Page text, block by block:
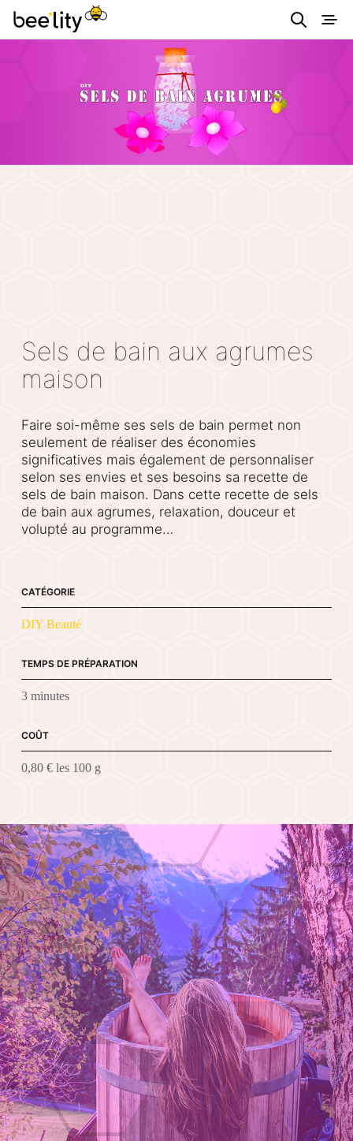
Sels de bain aux agrumes
maison
Faire soi-même ses sels de bain permet non
seulement de réaliser des économies
significatives mais également de personnaliser
selon ses envies et ses besoins sa recette de
sels de bain maison. Dans cette recette de sels
de bain aux agrumes, relaxation, douceur et
volupté au programme…
CATÉGORIE
DIY Beauté
TEMPS DE PRÉPARATION
3 minutes
COÛT
0,80 € les 100 g
Astuces éco-
responsables pour
consommer
autrement et